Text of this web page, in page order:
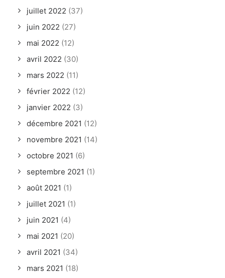
juillet 2022 (37)
juin 2022 (27)
mai 2022 (12)
avril 2022 (30)
mars 2022 (11)
février 2022 (12)
janvier 2022 (3)
décembre 2021 (12)
novembre 2021 (14)
octobre 2021 (6)
septembre 2021 (1)
août 2021 (1)
juillet 2021 (1)
juin 2021 (4)
mai 2021 (20)
avril 2021 (34)
mars 2021 (18)